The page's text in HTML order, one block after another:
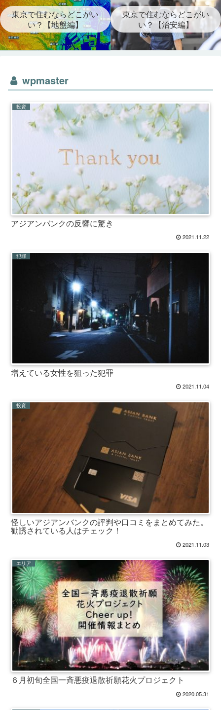
東京で住むならどこがい
い？【地盤編】
東京で住むならどこがい
い？【治安編】
wpmaster
投資
アジアンバンクの反響に驚き
2021.11.22
犯罪
増えている女性を狙った犯罪
2021.11.04
投資
怪しいアジアンバンクの評判や口コミをまとめてみた。
勧誘されている人はチェック！
2021.11.03
エリア
６月初旬全国一斉悪疫退散祈願花火プロジェクト
2020.05.31